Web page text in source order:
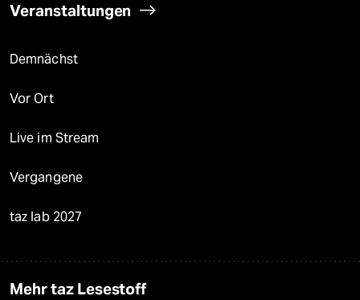
Veranstaltungen
Demnächst
Vor Ort
Live im Stream
Vergangene
taz lab 2027
Mehr taz Lesestoff